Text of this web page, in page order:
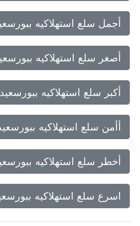
أجمل سلع استهلاكيه ببورسعيد
أصغر سلع استهلاكيه ببورسعيد
أكبر سلع استهلاكيه ببورسعيد
أأمن سلع استهلاكيه ببورسعيد
أخطر سلع استهلاكيه ببورسعيد
اسرع سلع استهلاكيه ببورسعيد